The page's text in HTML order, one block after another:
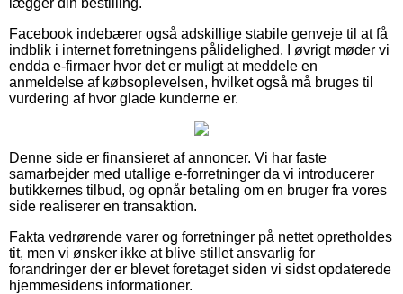
Facebook indebærer også adskillige stabile genveje til at få
indblik i internet forretningens pålidelighed. I øvrigt møder vi
endda e-firmaer hvor det er muligt at meddele en
anmeldelse af købsoplevelsen, hvilket også må bruges til
vurdering af hvor glade kunderne er.
Denne side er finansieret af annoncer. Vi har faste
samarbejder med utallige e-forretninger da vi introducerer
butikkernes tilbud, og opnår betaling om en bruger fra vores
side realiserer en transaktion.
Fakta vedrørende varer og forretninger på nettet opretholdes
tit, men vi ønsker ikke at blive stillet ansvarlig for
forandringer der er blevet foretaget siden vi sidst opdaterede
hjemmesidens informationer.